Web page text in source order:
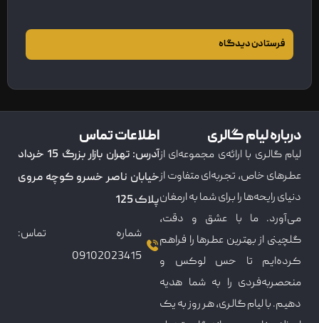
درباره لیام گالری
لیام گالری با ارائه‌ی مجموعه‌ای از
عطرهای خاص، تجربه‌ای متفاوت از
دنیای رایحه‌ها را برای شما به ارمغان
می‌آورد. ما با عشق و دقت،
گلچینی از بهترین عطرها را فراهم
کرده‌ایم تا حس لوکس و
منحصربه‌فردی را به شما هدیه
دهیم. با لیام گالری، هر روز به یک
اطلاعات تماس
آدرس: تهران بازار بزرگ 15 خرداد
خیابان ناصر خسرو کوچه مروی
پلاک 125
شماره تماس:
09102023415